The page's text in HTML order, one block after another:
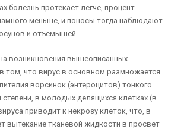
болезнь протекает легче, процент
меньше, и поносы тогда наблюдают
и отъемышей.
возникновения вышеописанных
том, что вирус в основном размножается
ворсинок (энтероцитов) тонкого
в молодых делящихся клетках (в
приводит к некрозу клеток, что, в
вытекание тканевой жидкости в просвет